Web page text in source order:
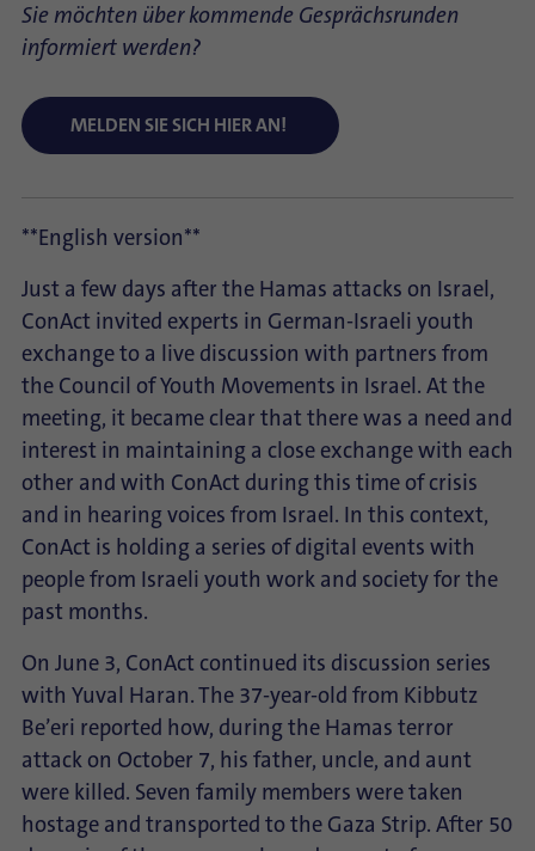
Sie möchten über kommende Gesprächsrunden
informiert werden?
MELDEN SIE SICH HIER AN!
**English version**
Just a few days after the Hamas attacks on Israel,
ConAct invited experts in German-Israeli youth
exchange to a live discussion with partners from
the Council of Youth Movements in Israel. At the
meeting, it became clear that there was a need and
interest in maintaining a close exchange with each
other and with ConAct during this time of crisis
and in hearing voices from Israel. In this context,
ConAct is holding a series of digital events with
people from Israeli youth work and society for the
past months.
On June 3, ConAct continued its discussion series
with Yuval Haran. The 37-year-old from Kibbutz
Be’eri reported how, during the Hamas terror
attack on October 7, his father, uncle, and aunt
were killed. Seven family members were taken
hostage and transported to the Gaza Strip. After 50